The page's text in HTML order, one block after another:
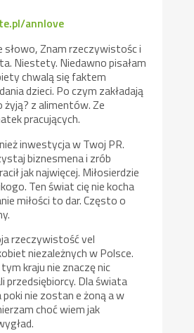
annlove
słowo, Znam rzeczywistośc i
Niestety. Niedawno pisałam
chwalą się faktem
dzieci. Po czym zakładają
żyją? z alimentów. Ze
pracujących.
inwestycja w Twoj PR.
biznesmena i zrób
jak najwięcej. Miłosierdzie
Ten świat cię nie kocha
miłości to dar. Często o
rzeczywistość vel
niezależnych w Polsce.
kraju nie znaczę nic
przedsiębiorcy. Dla świata
nie zostan e żoną a w
choć wiem jak